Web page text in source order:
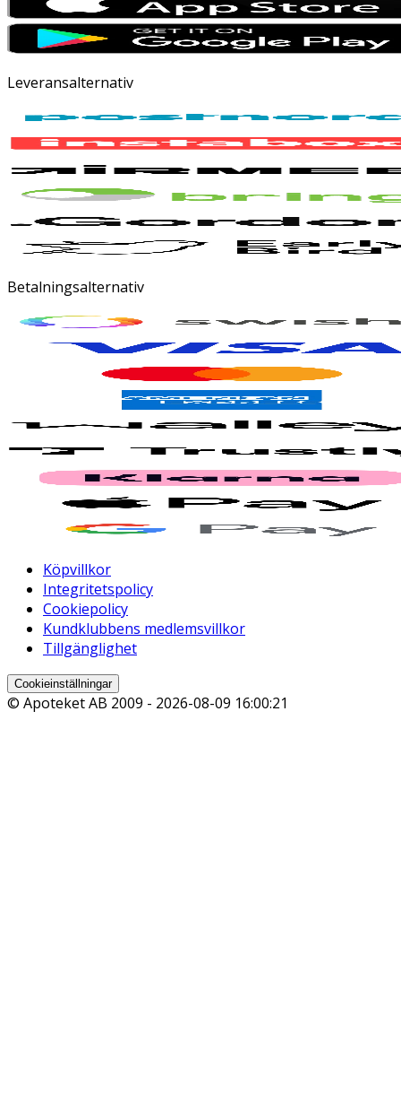
Leveransalternativ
Betalningsalternativ
Köpvillkor
Integritetspolicy
Cookiepolicy
Kundklubbens medlemsvillkor
Tillgänglighet
Cookieinställningar
© Apoteket AB 2009 - 2026-08-09 16:00:21